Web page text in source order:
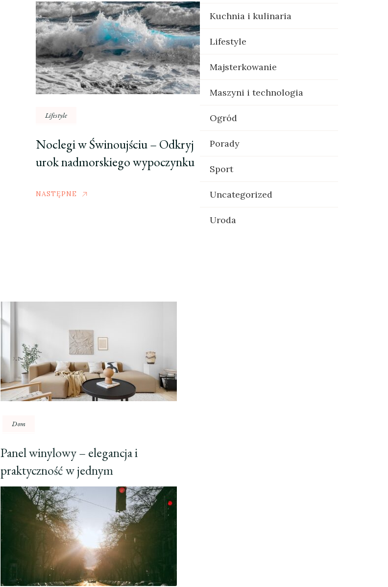
Lifestyle
Noclegi w Świnoujściu – Odkryj
urok nadmorskiego wypoczynku
NASTĘPNE
Dom
Panel winylowy – elegancja i
praktyczność w jednym
Kuchnia i kulinaria
Lifestyle
Majsterkowanie
Maszyni i technologia
Ogród
Porady
Sport
Uncategorized
Uroda